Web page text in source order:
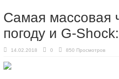
Самая массовая
погоду и G-
14.02.2018 0 850 Просмотров